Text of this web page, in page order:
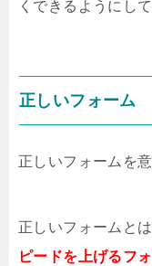
くできるようにし
正しいフォーム
正しいフォームを
正しいフォームとは
ピードを上げるフ